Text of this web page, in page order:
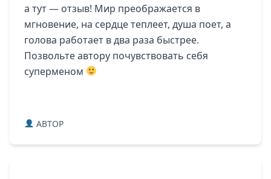
а тут — отзыв! Мир преображается в
мгновение, на сердце теплеет, душа поет, а
голова работает в два раза быстрее.
Позвольте автору почувствовать себя
суперменом
ABTOP